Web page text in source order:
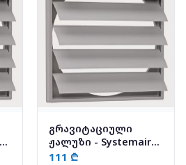
გრავიტაციული
ჟალუზი - Systemair
VK-30
111 ₾